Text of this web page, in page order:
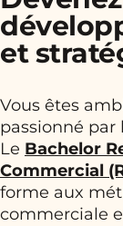
et
Vous êtes
passionné par
Le Bachelor
Commercial
forme aux
commerciale